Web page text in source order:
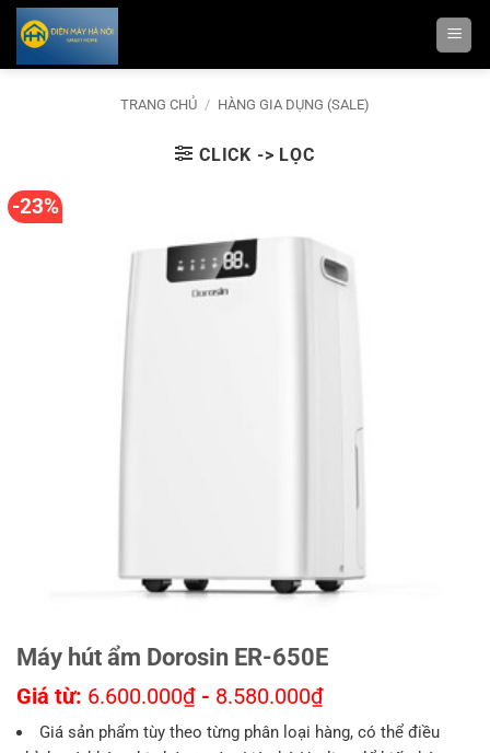
Bỏ
qua
nội
TRANG CHỦ / HÀNG GIA DỤNG (SALE)
CLICK -> LỌC
-23%
Máy hút ẩm Dorosin ER-650E
Giá từ: 6.600.000₫ - 8.580.000₫
Giá sản phẩm tùy theo từng phân loại hàng, có thể điều